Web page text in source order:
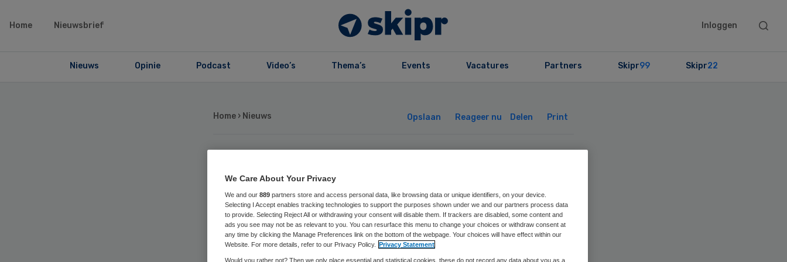
Home Nieuwsbrief Inloggen
Search
Nieuws Opinie Podcast Video’s Thema’s Events Vacatures Partners Skipr99 Skipr22
Home › Nieuws Opslaan Reageer nu Delen Print
Japanse nepdokter
onderzocht 2300
mensen
We Care About Your Privacy
We and our 889 partners store and access personal data, like browsing data or unique identifiers, on your device.
Selecting I Accept enables tracking technologies to support the purposes shown under we and our partners process data
to provide. Selecting Reject All or withdrawing your consent will disable them. If trackers are disabled, some content and
ads you see may not be as relevant to you. You can resurface this menu to change your choices or withdraw consent at
any time by clicking the Manage Preferences link on the bottom of the webpage. Your choices will have effect within our
Website. For more details, refer to our Privacy Policy.
Privacy Statement
Would you rather not? Then we only place essential and statistical cookies, these do not record any data about you as a